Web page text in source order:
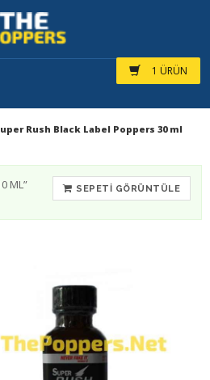
1 ÜRÜN
Rush Black Label Poppers 30 ml
SEPETI GÖRÜNTÜLE
ML”